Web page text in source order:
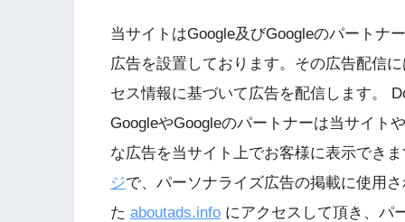
当サイトはGoogle及びGoogleのパートナ
広告を設置しております。その広告配信
セス情報に基づいて広告を配信します。
GoogleやGoogleのパートナーは当サイト
な広告を当サイト上でお客様に表示でき
ジで、パーソナライズ広告の掲載に使用
た aboutads.info にアクセスして頂き、パ